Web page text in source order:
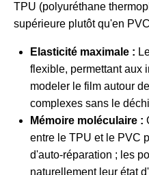
TPU (polyuréthane
supérieure plutôt qu'en
Elasticité maximale :
flexible, permettant aux
modeler le film autour
complexes sans le
Mémoire moléculaire :
entre le TPU et le PVC
d'auto-réparation ; les
naturellement leur état